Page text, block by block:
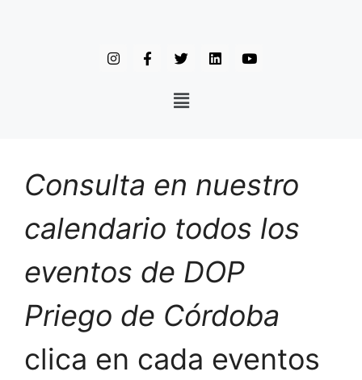
Consulta en nuestro
calendario todos los
eventos de DOP
Priego de Córdoba
clica en cada eventos